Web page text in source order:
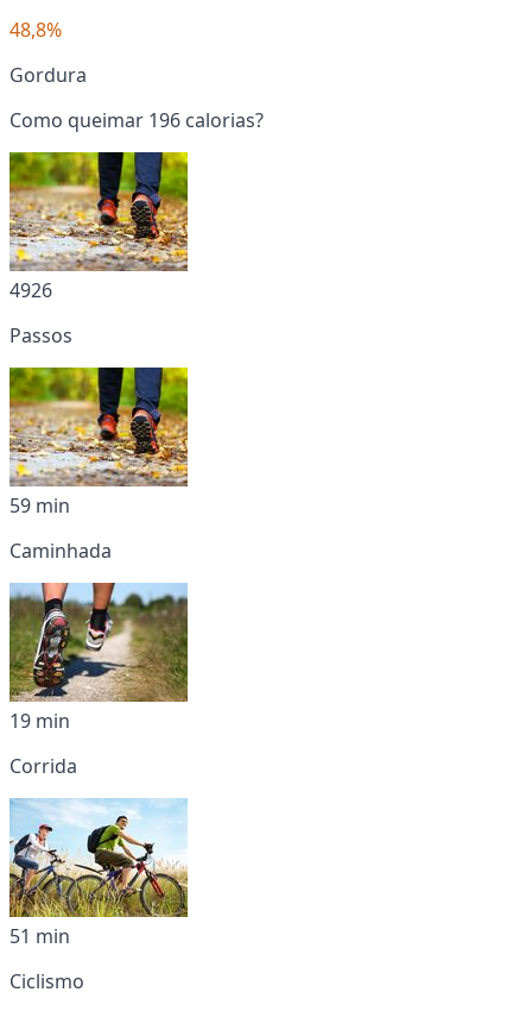
48,8%
Gordura
Como queimar 196 calorias?
4926
Passos
59 min
Caminhada
19 min
Corrida
51 min
Ciclismo